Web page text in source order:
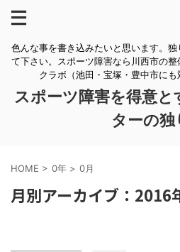
色んな事を書き込みたいと思います。
て下さい。スポーツ障害なら川西市の
クラボ（池田・宝塚・豊中市にも
スポーツ障害を得意
ターの独
HOME > 0年 > 0月
月別アーカイブ：2016